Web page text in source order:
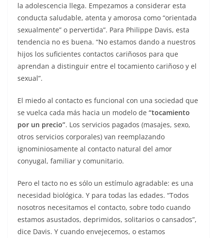
la adolescencia llega. Empezamos a considerar esta
conducta saludable, atenta y amorosa como “orientada
sexualmente” o pervertida”. Para Philippe Davis, esta
tendencia no es buena. “No estamos dando a nuestros
hijos los suficientes contactos cariñosos para que
aprendan a distinguir entre el tocamiento cariñoso y el
sexual”.
El miedo al contacto es funcional con una sociedad que
se vuelca cada más hacia un modelo de “tocamiento
por un precio”. Los servicios pagados (masajes, sexo,
otros servicios corporales) van reemplazando
ignominiosamente al contacto natural del amor
conyugal, familiar y comunitario.
Pero el tacto no es sólo un estímulo agradable: es una
necesidad biológica. Y para todas las edades. “Todos
nosotros necesitamos el contacto, sobre todo cuando
estamos asustados, deprimidos, solitarios o cansados”,
dice Davis. Y cuando envejecemos, o estamos